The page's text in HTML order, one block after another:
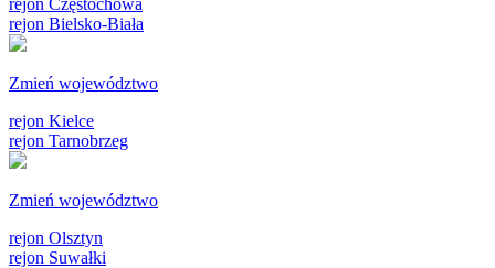
rejon Częstochowa
rejon Bielsko-Biała
Zmień województwo
rejon Kielce
rejon Tarnobrzeg
Zmień województwo
rejon Olsztyn
rejon Suwałki